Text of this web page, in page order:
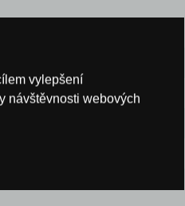
vylepšení
návštěvnosti webových